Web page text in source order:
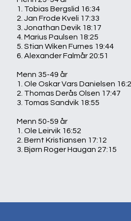
1. Tobias Bergslid 16:34
2. Jan Frode Kveli 17:33
3. Jonathan Devik 18:17
4. Marius Paulsen 18:25
5. Stian Wiken Furnes 19:44
6. Alexander Falmår 20:51
Menn 35-49 år
1. Ole Oskar Vars Danielsen
2. Thomas Derås Olsen 17:47
3. Tomas Sandvik 18:55
Menn 50-59 år
1. Ole Leirvik 16:52
2. Bernt Kristiansen 17:12
3. Bjørn Roger Haugan 27:15